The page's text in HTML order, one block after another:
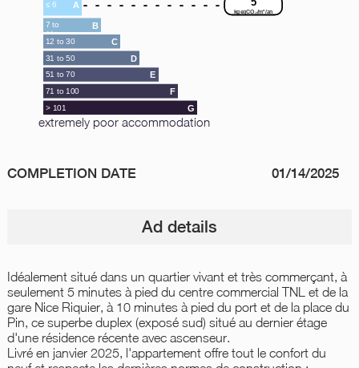
kgeqCO₂/m²/an
≤ 6 A
7 to
11
B
12 to 30 C
31 to 50 D
51 to 70 E
71 to 100 F
> 101 G
extremely poor accommodation
COMPLETION DATE 01/14/2025
Ad details
Idéalement situé dans un quartier vivant et très commerçant, à
seulement 5 minutes à pied du centre commercial TNL et de la
gare Nice Riquier, à 10 minutes à pied du port et de la place du
Pin, ce superbe duplex (exposé sud) situé au dernier étage
d'une résidence récente avec ascenseur.
Livré en janvier 2025, l'appartement offre tout le confort du